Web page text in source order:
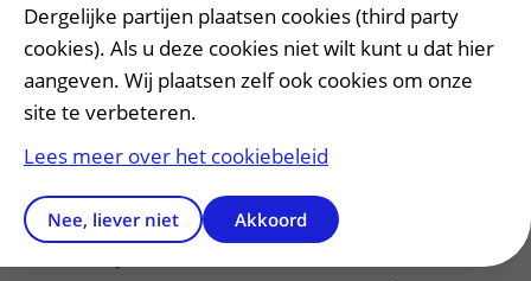
Verwijzers
Mijn patiënt verwijzen
Teleconsult aanvragen
Zorgverlenersportaal
Service, contact en faciliteiten
Dergelijke partijen plaatsen cookies (third party
cookies). Als u deze cookies niet wilt kunt u dat hier
aangeven. Wij plaatsen zelf ook cookies om onze
site te verbeteren.
Lees meer over het cookiebeleid
Nee, liever niet Akkoord